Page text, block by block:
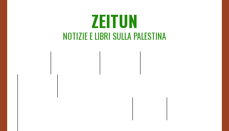
ZEITUN
NOTIZIE E LIBRI SULLA PALESTINA